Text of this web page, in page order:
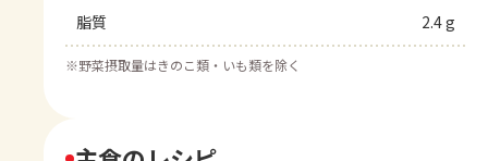
脂質 2.4 g
※野菜摂取量はきのこ類・いも類を除く